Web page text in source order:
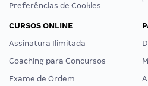
Preferências de Cookies
CURSOS ONLINE
Assinatura Ilimitada
Coaching para Concursos
Exame de Ordem